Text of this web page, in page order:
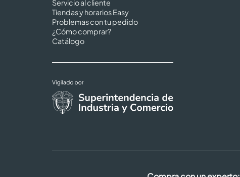
Servicio al cliente
Tiendas y horarios Easy
Problemas con tu pedido
¿Cómo comprar?
Catálogo